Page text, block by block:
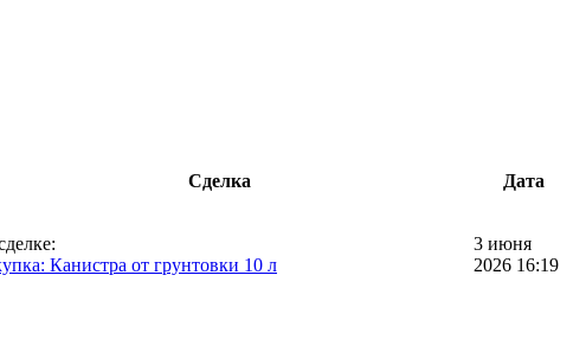
Сделка Дата
Канистра от грунтовки 10 л
3 июня
2026 16:19